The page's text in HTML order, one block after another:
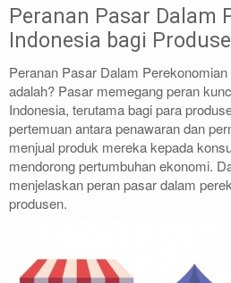
Peranan Pasar Dalam
Indonesia bagi
Peranan Pasar Dalam
adalah? Pasar memegang peran
Indonesia, terutama bagi para
pertemuan antara penawaran dan
menjual produk mereka kepada
mendorong pertumbuhan ekonomi.
menjelaskan peran pasar dalam
produsen.